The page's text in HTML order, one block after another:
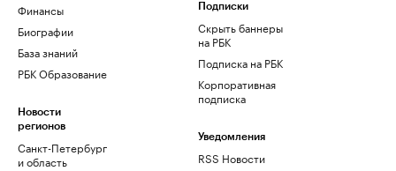
Финансы
Биографии
База знаний
РБК Образование
Новости
регионов
Санкт-Петербург
и область
Подписки
Скрыть баннеры
на РБК
Подписка на РБК
Корпоративная
подписка
Уведомления
RSS Новости